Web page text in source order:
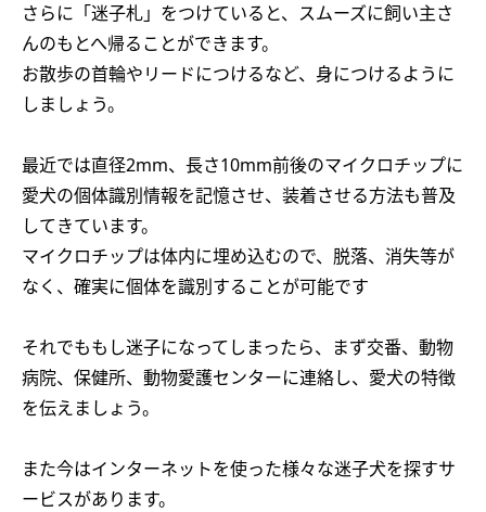
さらに「迷子札」をつけていると、スムーズに飼い主さ
んのもとへ帰ることができます。
お散歩の首輪やリードにつけるなど、身につけるように
しましょう。
最近では直径2mm、長さ10mm前後のマイクロチップに
愛犬の個体識別情報を記憶させ、装着させる方法も普及
してきています。
マイクロチップは体内に埋め込むので、脱落、消失等が
なく、確実に個体を識別することが可能です
それでももし迷子になってしまったら、まず交番、動物
病院、保健所、動物愛護センターに連絡し、愛犬の特徴
を伝えましょう。
また今はインターネットを使った様々な迷子犬を探すサ
ービスがあります。